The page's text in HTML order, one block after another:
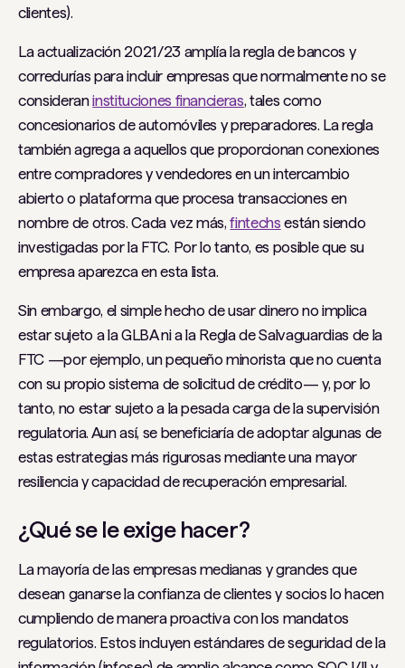
clientes).
La actualización 2021/23 amplía la regla de bancos y
corredurías para incluir empresas que normalmente no se
consideraninstituciones financieras, tales como
concesionarios de automóviles y preparadores. La regla
también agrega a aquellos que proporcionanconexiones
entre compradores y vendedores en un intercambio
abierto o plataforma que procesa transacciones en
nombre de otros. Cada vez más,fintechs están siendo
investigadas por la FTC. Por lo tanto, es posible que su
empresa aparezca en esta lista.
Sin embargo, el simple hecho de usar dinero no implica
estar sujeto a la GLBA ni a la Regla de Salvaguardias de la
FTC —por ejemplo, un pequeño minorista que no cuenta
con su propio sistema de solicitud de crédito— y, por lo
tanto, no estar sujeto a la pesada carga de la supervisión
regulatoria. Aun así, se beneficiaría de adoptar algunas de
estas estrategias más rigurosas mediante una mayor
resiliencia y capacidad de recuperación empresarial.
¿Qué se le exige hacer?
La mayoría de las empresas medianas y grandes que
desean ganarse la confianza de clientes y socios lo hacen
cumpliendo de manera proactiva con los mandatos
regulatorios. Estos incluyen estándares de seguridad de la